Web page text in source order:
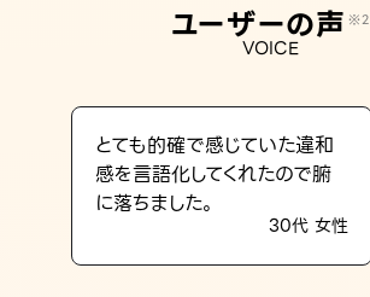
LINE占いを開く
ユーザーの声 ※2
VOICE
とても的確で感じていた違和
感を言語化してくれたので腑
に落ちました。
30代 女性